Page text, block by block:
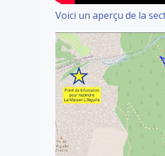
Voici un aperçu de la